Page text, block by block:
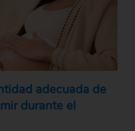
adecuada de
durante el